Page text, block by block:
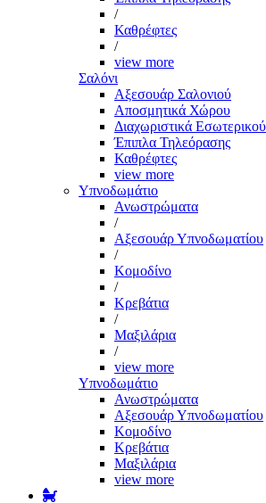
/
Καθρέφτες
/
view more
Σαλόνι
Αξεσουάρ Σαλονιού
Αποσμητικά Χώρου
Διαχωριστικά
Έπιπλα Τηλεόρασης
Καθρέφτες
view more
Υπνοδωμάτιο
Ανωστρώματα
/
Αξεσουάρ Υπνοδωματίου
/
Κομοδίνο
/
Κρεβάτια
/
Μαξιλάρια
/
view more
Υπνοδωμάτιο
Ανωστρώματα
Αξεσουάρ Υπνοδωματίου
Κομοδίνο
Κρεβάτια
Μαξιλάρια
view more